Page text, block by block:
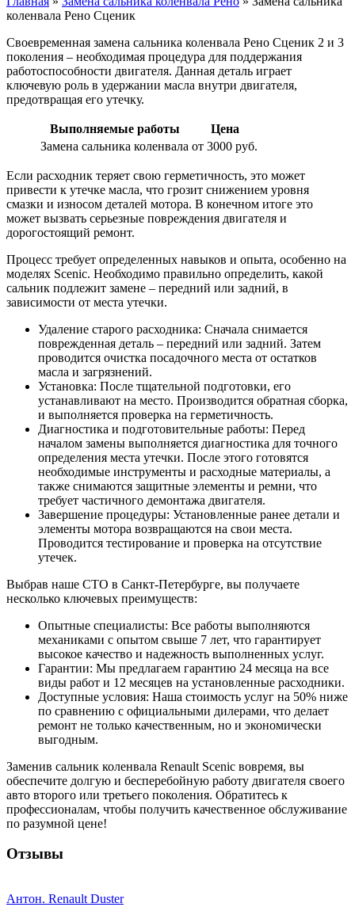
коленвала Рено Сценик
Своевременная замена сальника коленвала Рено Сценик 2 и 3
поколения – необходимая процедура для поддержания
работоспособности двигателя. Данная деталь играет
ключевую роль в удержании масла внутри двигателя,
предотвращая его утечку.
Выполняемые работы
Цена
Замена сальника коленвала от 3000 руб.
Если расходник теряет свою герметичность, это может
привести к утечке масла, что грозит снижением уровня
смазки и износом деталей мотора. В конечном итоге это
может вызвать серьезные повреждения двигателя и
дорогостоящий ремонт.
Процесс требует определенных навыков и опыта, особенно на
моделях Scenic. Необходимо правильно определить, какой
сальник подлежит замене – передний или задний, в
зависимости от места утечки.
Удаление старого расходника: Сначала снимается
поврежденная деталь – передний или задний. Затем
проводится очистка посадочного места от остатков
масла и загрязнений.
Установка: После тщательной подготовки, его
устанавливают на место. Производится обратная сборка,
и выполняется проверка на герметичность.
Диагностика и подготовительные работы: Перед
началом замены выполняется диагностика для точного
определения места утечки. После этого готовятся
необходимые инструменты и расходные материалы, а
также снимаются защитные элементы и ремни, что
требует частичного демонтажа двигателя.
Завершение процедуры: Установленные ранее детали и
элементы мотора возвращаются на свои места.
Проводится тестирование и проверка на отсутствие
утечек.
Выбрав наше СТО в Санкт-Петербурге, вы получаете
несколько ключевых преимуществ:
Опытные специалисты: Все работы выполняются
механиками с опытом свыше 7 лет, что гарантирует
высокое качество и надежность выполненных услуг.
Гарантии: Мы предлагаем гарантию 24 месяца на все
виды работ и 12 месяцев на установленные расходники.
Доступные условия: Наша стоимость услуг на 50% ниже
по сравнению с официальными дилерами, что делает
ремонт не только качественным, но и экономически
выгодным.
Заменив сальник коленвала Renault Scenic вовремя, вы
обеспечите долгую и бесперебойную работу двигателя своего
авто второго или третьего поколения. Обратитесь к
профессионалам, чтобы получить качественное обслуживание
по разумной цене!
Отзывы
Антон. Renault Duster